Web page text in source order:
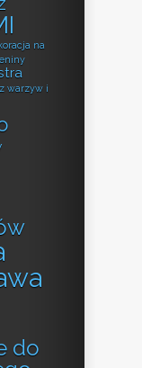
na
warzyw i
do